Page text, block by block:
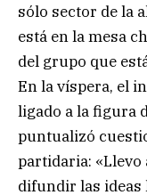
sólo sector de la
está en la mesa
del grupo que
En la víspera, el
ligado a la figura
puntualizó
partidaria: «Llevo
difundir las